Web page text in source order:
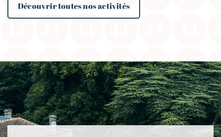
Découvrir toutes nos activités